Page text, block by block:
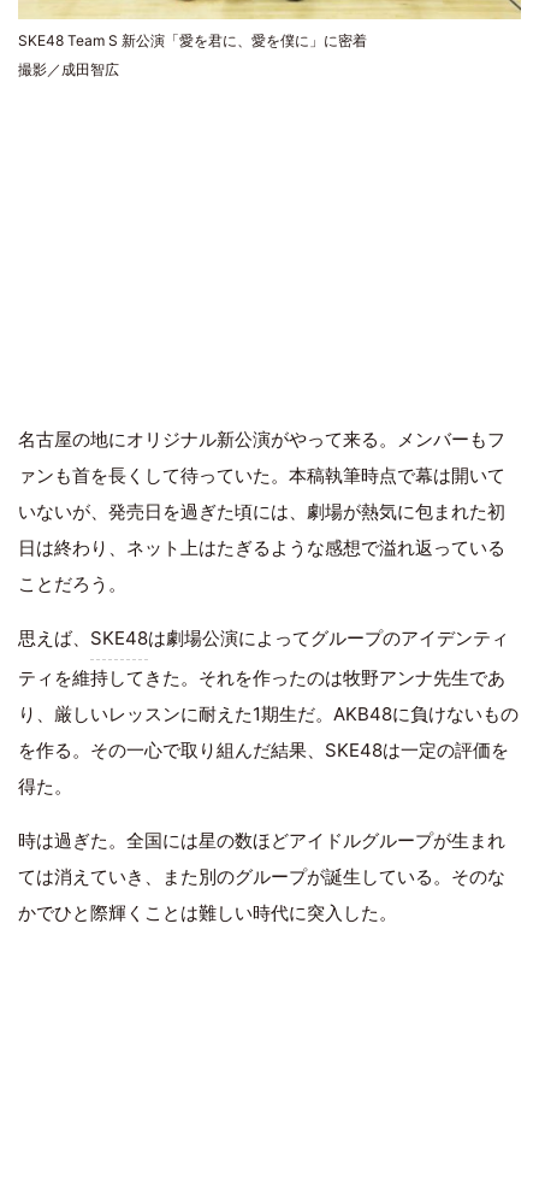
SKE48 Team S 新公演「愛を君に、愛を僕に」に密着
撮影／成田智広
名古屋の地にオリジナル新公演がやって来る。メンバーもフ
ァンも首を長くして待っていた。本稿執筆時点で幕は開いて
いないが、発売日を過ぎた頃には、劇場が熱気に包まれた初
日は終わり、ネット上はたぎるような感想で溢れ返っている
ことだろう。
思えば、 SKE48は劇場公演によってグループのアイデンティ
ティを維持してきた。それを作ったのは牧野アンナ先生であ
り、厳しいレッスンに耐えた1期生だ。AKB48に負けないもの
を作る。その一心で取り組んだ結果、SKE48は一定の評価を
得た。
時は過ぎた。全国には星の数ほどアイドルグループが生まれ
ては消えていき、また別のグループが誕生している。そのな
かでひと際輝くことは難しい時代に突入した。